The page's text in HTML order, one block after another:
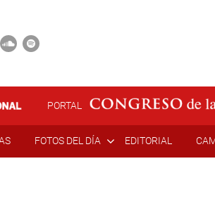
PORTAL
FOTOS DEL DÍA EDITORIAL